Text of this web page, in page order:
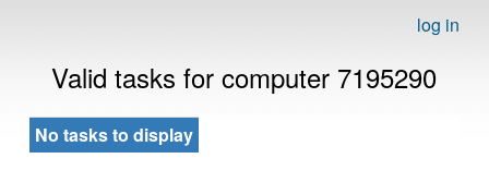
log in
Valid tasks for computer 7195290
No tasks to display